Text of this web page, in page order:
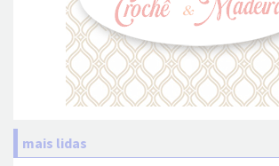
mais lidas